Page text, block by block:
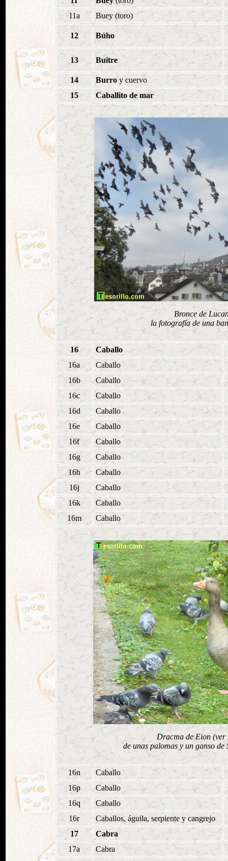
11a
Buey (toro)
12 Búho
13 Buitre
14 Burroy cuervo
15
Caballito de mar
Bronce de
la fotografía de una
16
Caballo
16a
Caballo
16b
Caballo
16c
Caballo
16d
Caballo
16e
Caballo
16f
Caballo
16g
Caballo
16h
Caballo
16j
Caballo
16k
Caballo
16m
Caballo
Dracma de Eion (ver
de unas palomas y un ganso
16n
Caballo
16p
Caballo
16q
Caballo
16r
Caballos, águila, serpiente y cangrejo
17
Cabra
17a
Cabra